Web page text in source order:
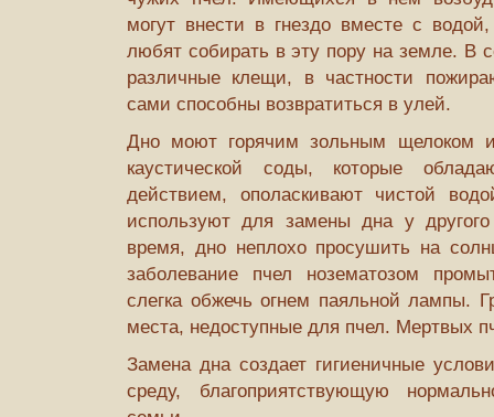
могут внести в гнездо вместе с
любят собирать в эту пору на земле. В
различные клещи, в частности
сами способны возвратиться в улей.
Дно моют горячим зольным щелоком
каустической соды, которые
действием, ополаскивают чистой
используют для замены дна у
время, дно неплохо просушить на
заболевание пчел нозематозом
слегка обжечь огнем паяльной лампы.
места, недоступные для пчел. Мертвых
Замена дна создает гигиеничные
среду, благоприятствующую